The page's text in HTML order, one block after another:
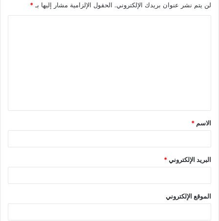
لن يتم نشر عنوان بريدك الإلكتروني. الحقول الإلزامية مشار إليها بـ *
ق
*
الاسم *
البريد الإلكتروني*
الموقع الإلكتروني